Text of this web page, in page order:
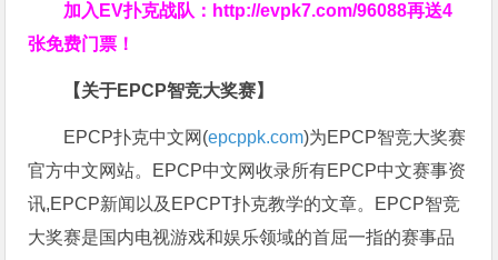
加入EV扑克战队： http://evpk7.com/96088再送4
张免费门票！
【关于EPCP智竞大奖赛】
EPCP扑克中文网(epcppk.com)为EPCP智竞大奖赛
官方中文网站。EPCP中文网收录所有EPCP中文赛事资
讯,EPCP新闻以及EPCPT扑克教学的文章。EPCP智竞
大奖赛是国内电视游戏和娱乐领域的首屈一指的赛事品